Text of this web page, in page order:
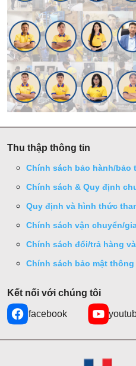
Thu thập thông tin
Chính sách bảo hành/bảo
Chính sách & Quy định
Quy định và hình thức
Chính sách vận chuyển/
Chính sách đổi/trả hàng
Chính sách bảo mật
Kết nối với chúng tôi
facebook